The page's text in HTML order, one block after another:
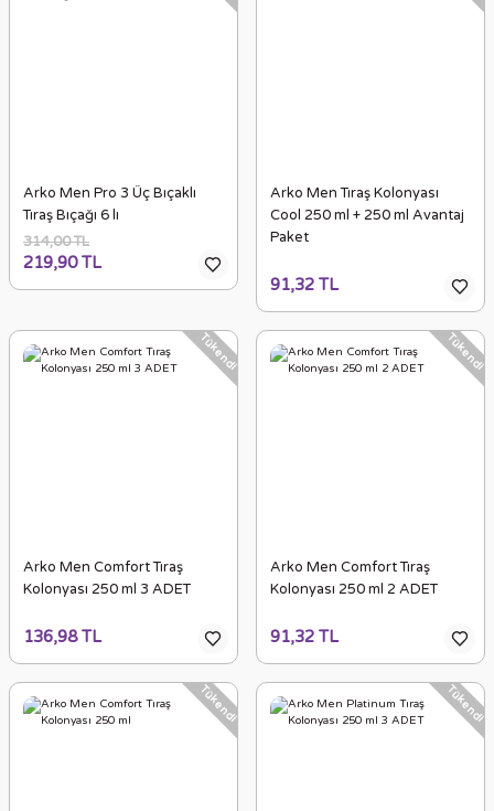
Arko Men Pro 3 Üç Bıçaklı
Tıraş Bıçağı 6 lı
314,00 TL
219,90 TL
Arko Men Tıraş Kolonyası
Cool 250 ml + 250 ml Avantaj
Paket
91,32 TL
Tükendi
Arko Men Comfort Tıraş
Kolonyası 250 ml 3 ADET
136,98 TL
Tükendi
Arko Men Comfort Tıraş
Kolonyası 250 ml 2 ADET
91,32 TL
Tükendi Tükendi